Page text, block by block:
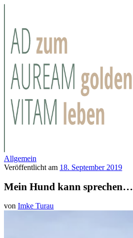
Allgemein
Veröffentlicht am 18. September 2019
Mein Hund kann sprechen…
von Imke Turau